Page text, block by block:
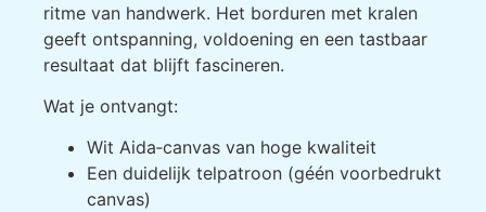
ritme van handwerk. Het borduren met kralen
geeft ontspanning, voldoening en een tastbaar
resultaat dat blijft fascineren.
Wat je ontvangt:
Wit Aida‑canvas van hoge kwaliteit
Een duidelijk telpatroon (géén voorbedrukt
canvas)